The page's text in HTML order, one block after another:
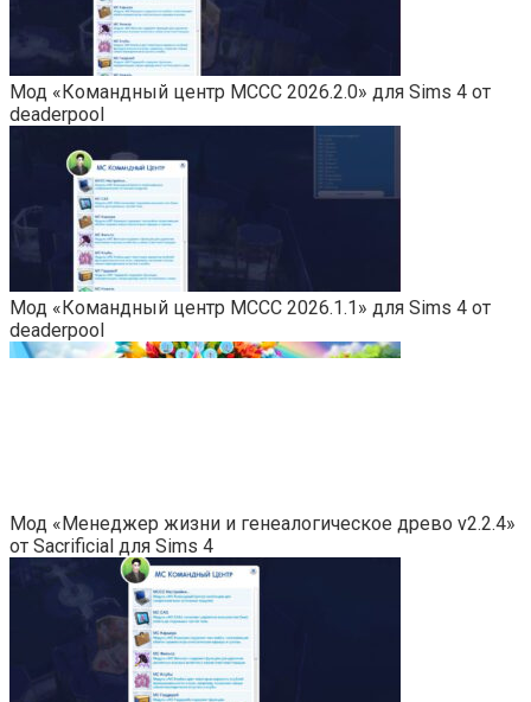
Мод «Командный центр MCCC 2026.2.0» для Sims 4 от
deaderpool
Мод «Командный центр MCCC 2026.1.1» для Sims 4 от
deaderpool
Мод «Менеджер жизни и генеалогическое древо v2.2.4»
от Sacrificial для Sims 4